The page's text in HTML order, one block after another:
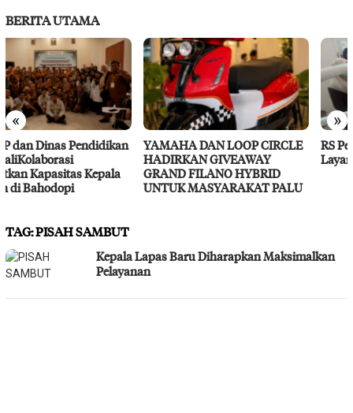
BERITA UTAMA
« »
YAMAHA DAN LOOP CIRCLE
HADIRKAN GIVEAWAY
GRAND FILANO HYBRID
UNTUK MASYARAKAT PALU
RS Pendidikan Untad Gelar
Layanan Kesehatan Gratis
TAG:PISAH SAMBUT
Kepala Lapas Baru Diharapkan Maksimalkan
Pelayanan